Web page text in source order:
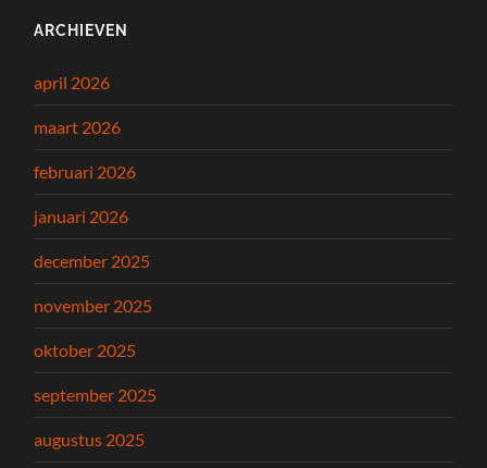
ARCHIEVEN
april 2026
maart 2026
februari 2026
januari 2026
december 2025
november 2025
oktober 2025
september 2025
augustus 2025